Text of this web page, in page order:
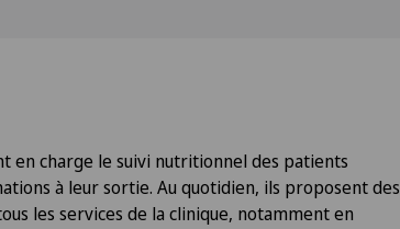
en charge le suivi nutritionnel des patients
à leur sortie. Au quotidien, ils proposent des
les services de la clinique, notamment en